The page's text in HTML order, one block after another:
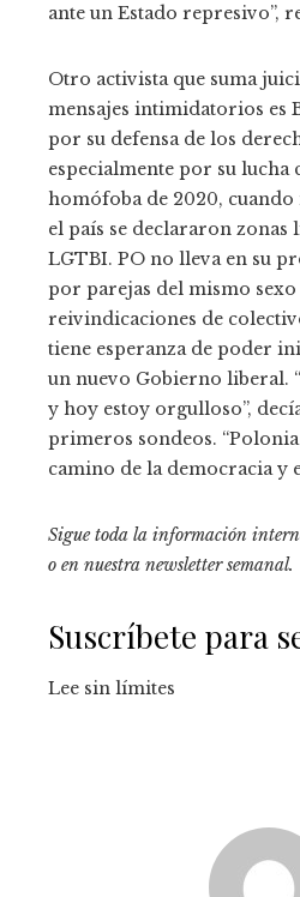
ante un Estado represivo”,
Otro activista que suma
mensajes intimidatorios es
por su defensa de los
especialmente por su lucha
homófoba de 2020,
el país se declararon zonas
LGTBI. PO no lleva en su
por parejas del mismo sexo
reivindicaciones de
tiene esperanza de poder
un nuevo Gobierno liberal.
y hoy estoy orgulloso”,
primeros sondeos.
camino de la democracia y
Sigue toda la información
o en nuestra newsletter semanal.
Suscríbete para
Lee sin límites